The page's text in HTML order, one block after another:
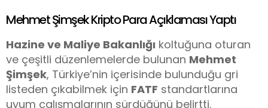
Mehmet Şimşek Kripto Para Açıklaması Yaptı
Hazine ve Maliye Bakanlığı koltuğuna oturan
ve çeşitli düzenlemelerde bulunan Mehmet
Şimşek, Türkiye’nin içerisinde bulunduğu gri
listeden çıkabilmek için FATF standartlarına
uyum çalışmalarının sürdüğünü belirtti.